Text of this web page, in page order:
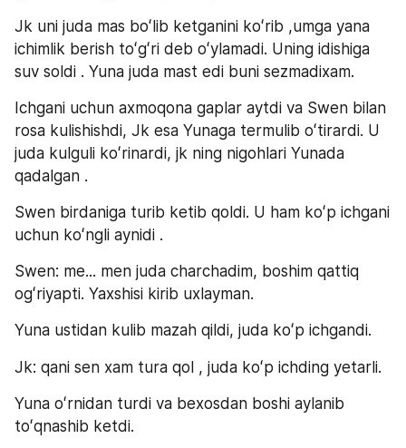
Jk uni juda mas boʻlib ketganini koʻrib ,umga yana
ichimlik berish toʻgʻri deb oʻylamadi. Uning idishiga
suv soldi . Yuna juda mast edi buni sezmadixam.
Ichgani uchun axmoqona gaplar aytdi va Swen bilan
rosa kulishishdi, Jk esa Yunaga termulib oʻtirardi. U
juda kulguli koʻrinardi, jk ning nigohlari Yunada
qadalgan .
Swen birdaniga turib ketib qoldi. U ham koʻp ichgani
uchun koʻngli aynidi .
Swen: me... men juda charchadim, boshim qattiq
ogʻriyapti. Yaxshisi kirib uxlayman.
Yuna ustidan kulib mazah qildi, juda koʻp ichgandi.
Jk: qani sen xam tura qol , juda koʻp ichding yetarli.
Yuna oʻrnidan turdi va bexosdan boshi aylanib
toʻqnashib ketdi.